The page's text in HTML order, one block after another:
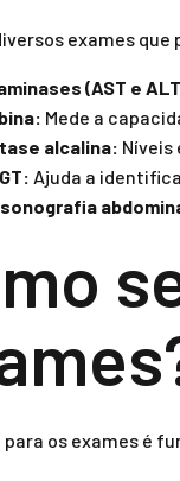
exames que
(AST e
Mede a
alcalina: Níveis
Ajuda a
para os exames é